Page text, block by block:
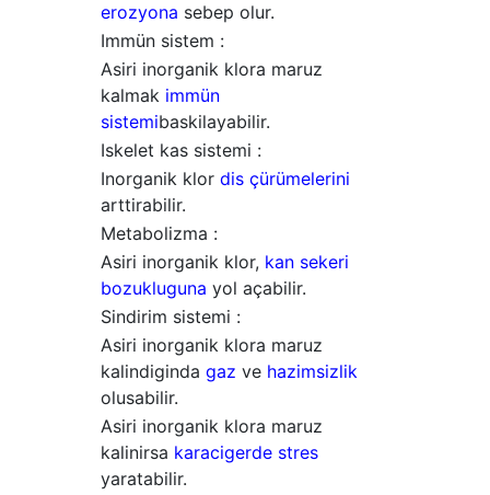
erozyona sebep olur.
Immün sistem :
Asiri inorganik klora maruz
kalmak immün
sistemibaskilayabilir.
Iskelet kas sistemi :
Inorganik klor dis çürümelerini
arttirabilir.
Metabolizma :
Asiri inorganik klor, kan sekeri
bozukluguna yol açabilir.
Sindirim sistemi :
Asiri inorganik klora maruz
kalindiginda gaz ve hazimsizlik
olusabilir.
Asiri inorganik klora maruz
kalinirsa karacigerde stres
yaratabilir.